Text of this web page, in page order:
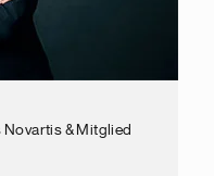
& Mitglied